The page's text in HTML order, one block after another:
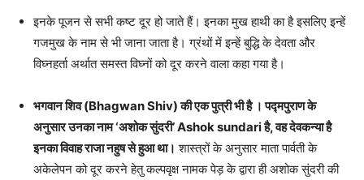
इनके पूजन से सभी कष्ट दूर हो जाते हैं। इनका मुख हाथी का है इसलिए इन्हें
गजमुख के नाम से भी जाना जाता है। ग्रंथों में इन्हें बुद्धि के देवता और
विघ्नहर्ता अर्थात समस्त विघ्नों को दूर करने वाला कहा गया है।
भगवान शिव (Bhagwan Shiv) की एक पुत्री भी है । पद्मपुराण के
अनुसार उनका नाम ‘अशोक सुंदरी’ Ashok sundari है, वह देवकन्या है
इनका विवाह राजा नहुष से हुआ था। शास्त्रों के अनुसार माता पार्वती के
अकेलेपन को दूर करने हेतु कल्पवृक्ष नामक पेड़ के द्वारा ही अशोक सुंदरी की